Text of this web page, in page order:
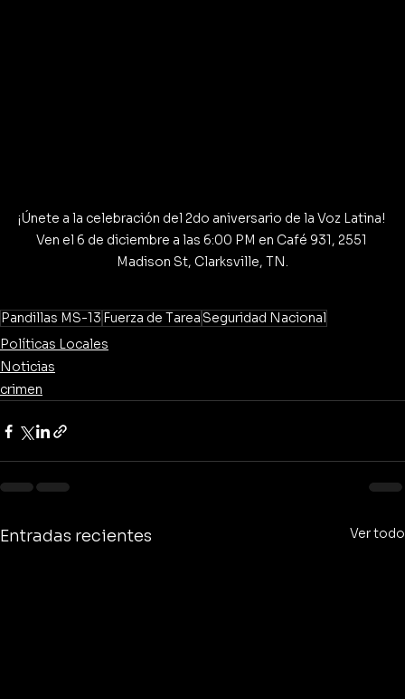
¡Únete a la celebración del 2do aniversario de la Voz Latina!
Ven el 6 de diciembre a las 6:00 PM en Café 931, 2551
Madison St, Clarksville, TN.
Pandillas MS-13 Fuerza de Tarea Seguridad Nacional
Políticas Locales
Noticias
crimen
Entradas recientes Ver todo